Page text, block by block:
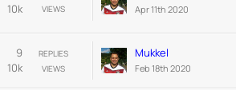
VIEWS
10k Apr 11th 2020
REPLIES
9
VIEWS
10k
Mukkel
Feb 18th 2020